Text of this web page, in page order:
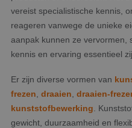
vereist specialistische kennis,
reageren vanwege de unieke
aanpak kunnen ze vervormen,
kennis en ervaring essentieel
Er zijn diverse vormen van
frezen draaien draaien-
kunststofbewerking .
gewicht, duurzaamheid en